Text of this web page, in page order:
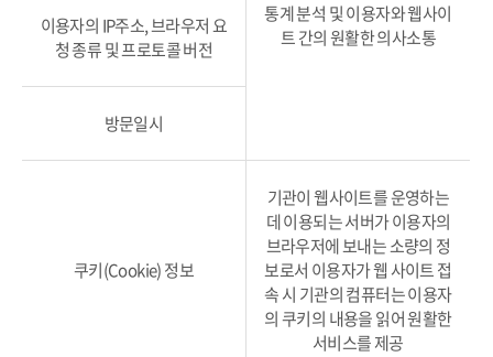
통계 분석 및 이용자와 웹사이
트 간의 원활한 의사소통
이용자의 IP주소, 브라우저 요
청 종류 및 프로토콜 버전
방문일시
쿠키(Cookie) 정보
기관이 웹사이트를 운영하는
데 이용되는 서버가 이용자의
브라우저에 보내는 소량의 정
보로서 이용자가 웹 사이트 접
속 시 기관의 컴퓨터는 이용자
의 쿠키의 내용을 읽어 원활한
서비스를 제공